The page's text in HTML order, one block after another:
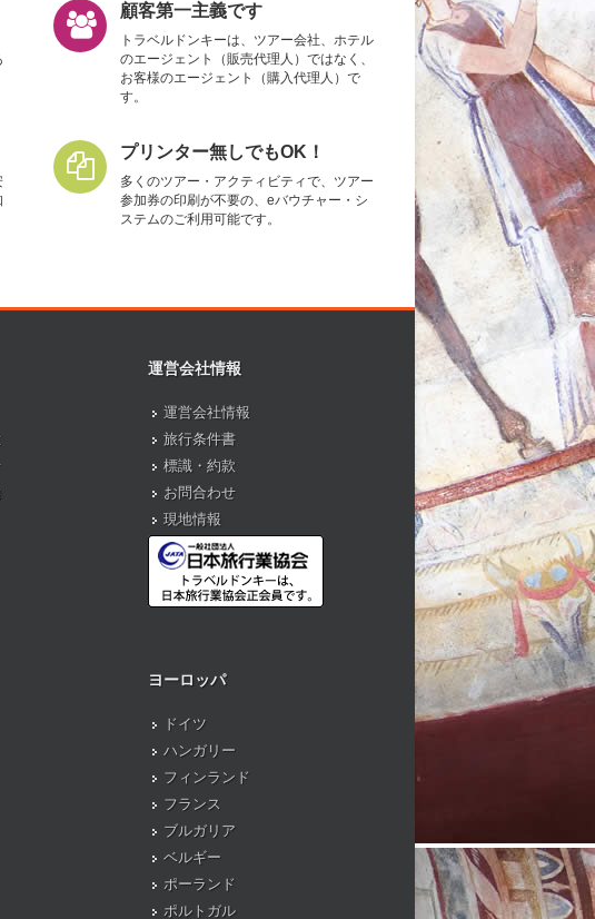
顧客第一主義です
トラベルドンキーは、ツアー会社、ホテル
のエージェント（販売代理人）ではなく、
お客様のエージェント（購入代理人）で
す。
プリンター無しでもOK！
多くのツアー・アクティビティで、ツアー
参加券の印刷が不要の、eバウチャー・シ
ステムのご利用可能です。
運営会社情報
運営会社情報
旅行条件書
標識・約款
お問合わせ
現地情報
ヨーロッパ
ドイツ
ハンガリー
フィンランド
フランス
ブルガリア
ベルギー
ポーランド
ポルトガル